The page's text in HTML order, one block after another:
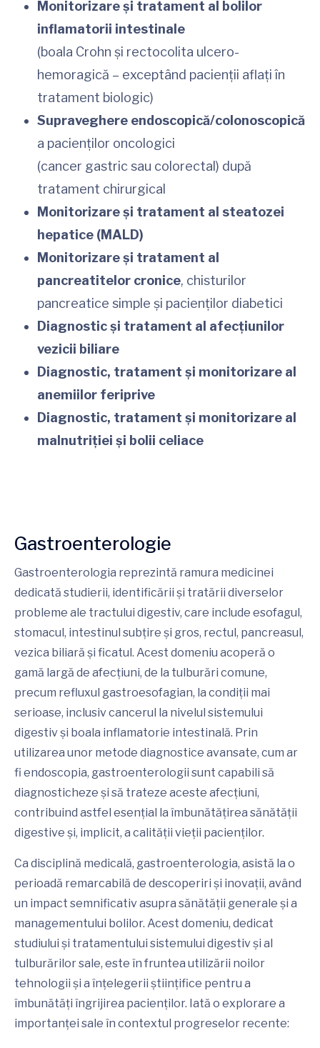
Monitorizare și tratament al bolilor
inflamatorii intestinale
(boala Crohn și rectocolita ulcero-
hemoragică – exceptând pacienții aflați în
tratament biologic)
Supraveghere endoscopică/colonoscopică
a pacienților oncologici
(cancer gastric sau colorectal) după
tratament chirurgical
Monitorizare și tratament al steatozei
hepatice (MALD)
Monitorizare și tratament al
pancreatitelor cronice, chisturilor
pancreatice simple și pacienților diabetici
Diagnostic și tratament al afecțiunilor
vezicii biliare
Diagnostic, tratament și monitorizare al
anemiilor feriprive
Diagnostic, tratament și monitorizare al
malnutriției și bolii celiace
Gastroenterologie
Gastroenterologia reprezintă ramura medicinei
dedicată studierii, identificării și tratării diverselor
probleme ale tractului digestiv, care include esofagul,
stomacul, intestinul subțire și gros, rectul, pancreasul,
vezica biliară și ficatul. Acest domeniu acoperă o
gamă largă de afecțiuni, de la tulburări comune,
precum refluxul gastroesofagian, la condiții mai
serioase, inclusiv cancerul la nivelul sistemului
digestiv și boala inflamatorie intestinală. Prin
utilizarea unor metode diagnostice avansate, cum ar
fi endoscopia, gastroenterologii sunt capabili să
diagnosticheze și să trateze aceste afecțiuni,
contribuind astfel esențial la îmbunătățirea sănătății
digestive și, implicit, a calității vieții pacienților.
Ca disciplină medicală, gastroenterologia, asistă la o
perioadă remarcabilă de descoperiri și inovații, având
un impact semnificativ asupra sănătății generale și a
managementului bolilor. Acest domeniu, dedicat
studiului și tratamentului sistemului digestiv și al
tulburărilor sale, este în fruntea utilizării noilor
tehnologii și a înțelegerii științifice pentru a
îmbunătăți îngrijirea pacienților. Iată o explorare a
importanței sale în contextul progreselor recente: